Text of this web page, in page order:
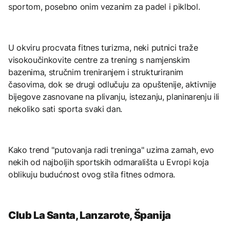
sportom, posebno onim vezanim za padel i piklbol.
U okviru procvata fitnes turizma, neki putnici traže
visokoučinkovite centre za trening s namjenskim
bazenima, stručnim treniranjem i strukturiranim
časovima, dok se drugi odlučuju za opuštenije, aktivnije
bijegove zasnovane na plivanju, istezanju, planinarenju ili
nekoliko sati sporta svaki dan.
Kako trend "putovanja radi treninga" uzima zamah, evo
nekih od najboljih sportskih odmarališta u Evropi koja
oblikuju budućnost ovog stila fitnes odmora.
Club La Santa, Lanzarote, Španija